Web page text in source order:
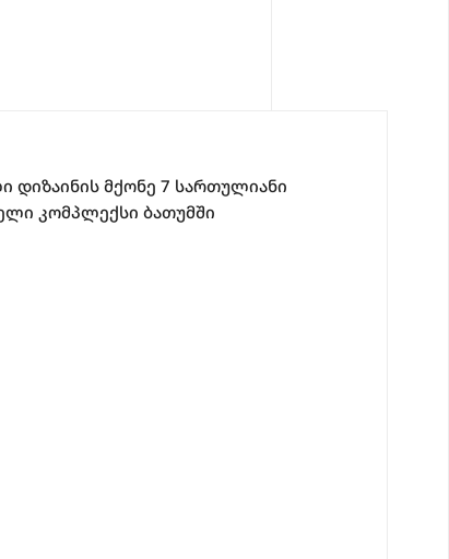
დიზაინის მქონე 7 სართულიანი
კომპლექსი ბათუმში